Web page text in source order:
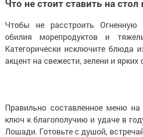
Что не стоит ставить на стол
Чтобы не расстроить Огненную
обилия морепродуктов и
Категорически исключите блюда
акцент на свежести, зелени и ярких
Правильно составленное меню
ключ к благополучию и удаче в
Лошади. Готовьте с душой,